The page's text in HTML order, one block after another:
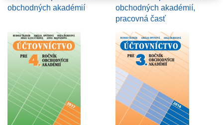
obchodných akadémií
obchodných akadémií,
pracovná časť